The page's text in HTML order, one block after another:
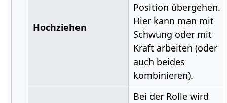
Hochziehen
Position übergehen.
Hier kann man mit
Schwung oder mit
Kraft arbeiten (oder
auch beides
kombinieren).
Bei der Rolle wird